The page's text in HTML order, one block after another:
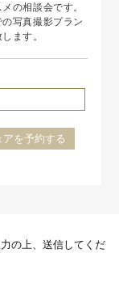
の相談会です。
写真撮影プラン
ます。
アを予約する